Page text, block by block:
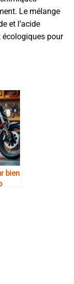
Le mélange
et l’acide
pour
bien